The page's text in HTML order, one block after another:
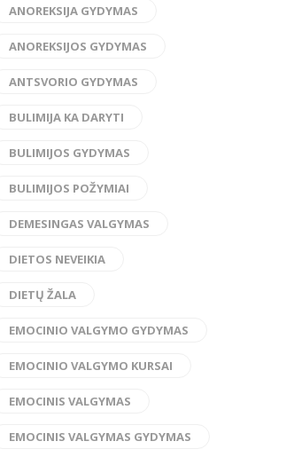
ANOREKSIJA GYDYMAS
ANOREKSIJOS GYDYMAS
ANTSVORIO GYDYMAS
BULIMIJA KA DARYTI
BULIMIJOS GYDYMAS
BULIMIJOS POŽYMIAI
DEMESINGAS VALGYMAS
DIETOS NEVEIKIA
DIETŲ ŽALA
EMOCINIO VALGYMO GYDYMAS
EMOCINIO VALGYMO KURSAI
EMOCINIS VALGYMAS
EMOCINIS VALGYMAS GYDYMAS